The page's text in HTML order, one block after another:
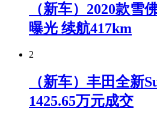
（新车）2020款雪
曝光 续航417km
2
（新车）丰田全新
1425.65万元成交